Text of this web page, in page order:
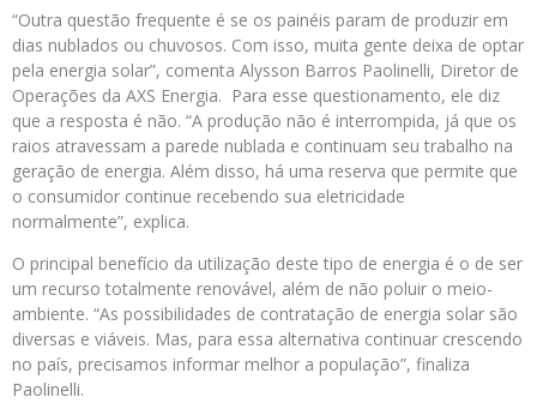
“Outra questão frequente é se os painéis param de produzir em
dias nublados ou chuvosos. Com isso, muita gente deixa de optar
pela energia solar”, comenta Alysson Barros Paolinelli, Diretor de
Operações da AXS Energia. Para esse questionamento, ele diz
que a resposta é não. “A produção não é interrompida, já que os
raios atravessam a parede nublada e continuam seu trabalho na
geração de energia. Além disso, há uma reserva que permite que
o consumidor continue recebendo sua eletricidade
normalmente”, explica.
O principal benefício da utilização deste tipo de energia é o de ser
um recurso totalmente renovável, além de não poluir o meio-
ambiente. “As possibilidades de contratação de energia solar são
diversas e viáveis. Mas, para essa alternativa continuar crescendo
no país, precisamos informar melhor a população”, finaliza
Paolinelli.